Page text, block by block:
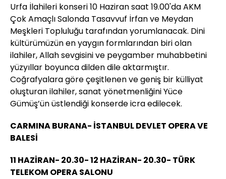
Urfa İlahileri konseri 10 Haziran saat 19.00'da AKM
Çok Amaçlı Salonda Tasavvuf İrfan ve Meydan
Meşkleri Topluluğu tarafından yorumlanacak. Dini
kültürümüzün en yaygın formlarından biri olan
ilahiler, Allah sevgisini ve peygamber muhabbetini
yüzyıllar boyunca dilden dile aktarmıştır.
Coğrafyalara göre çeşitlenen ve geniş bir külliyat
oluşturan ilahiler, sanat yönetmenliğini Yüce
Gümüş’ün üstlendiği konserde icra edilecek.
CARMINA BURANA- İSTANBUL DEVLET OPERA VE
BALESİ
11 HAZİRAN- 20.30- 12 HAZİRAN- 20.30- TÜRK
TELEKOM OPERA SALONU